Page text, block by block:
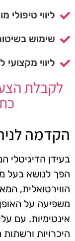
ליווי טיפולי
שימוש
ליווי
לקבלת
הקדמה
בעידן הדיגיטלי
הפך לנושא בעל
הווירטואלית,
משפיעה על
אינטימיות. עם
היכרויות